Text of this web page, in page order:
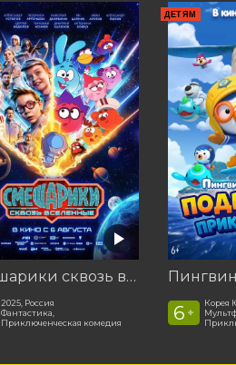
Смешарики сквозь вселенные
2025, Россия
Фантастика,
Приключенческая комедия
ДЕТЯМ
6 +
Корея